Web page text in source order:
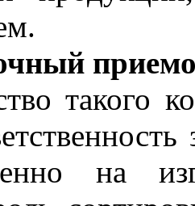
такого
на